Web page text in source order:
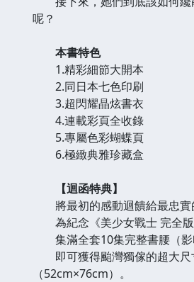
呢？
本書特色
1.精彩細節大開本
2.同日本七色印刷
3.超閃耀晶炫書衣
4.連載彩頁全收錄
5.專屬色彩蝴蝶頁
6.極緻典雅珍藏盒
【迴函特典】
將最初的感動迴饋給最忠實
為紀念《美少女戰士 完全版
集滿全套10集完整書腰（影
即可獲得颱灣獨傢的超大尺
（52cm×76cm）。